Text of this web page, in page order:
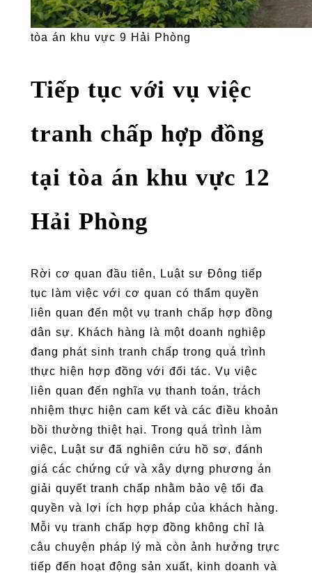
tòa án khu vực 9 Hải Phòng
Tiếp tục với vụ việc
tranh chấp hợp đồng
tại tòa án khu vực 12
Hải Phòng
Rời cơ quan đầu tiên, Luật sư Đông tiếp
tục làm việc với cơ quan có thẩm quyền
liên quan đến một vụ tranh chấp hợp đồng
dân sự. Khách hàng là một doanh nghiệp
đang phát sinh tranh chấp trong quá trình
thực hiện hợp đồng với đối tác. Vụ việc
liên quan đến nghĩa vụ thanh toán, trách
nhiệm thực hiện cam kết và các điều khoản
bồi thường thiệt hại. Trong quá trình làm
việc, Luật sư đã nghiên cứu hồ sơ, đánh
giá các chứng cứ và xây dựng phương án
giải quyết tranh chấp nhằm bảo vệ tối đa
quyền và lợi ích hợp pháp của khách hàng.
Mỗi vụ tranh chấp hợp đồng không chỉ là
câu chuyện pháp lý mà còn ảnh hưởng trực
tiếp đến hoạt động sản xuất, kinh doanh và